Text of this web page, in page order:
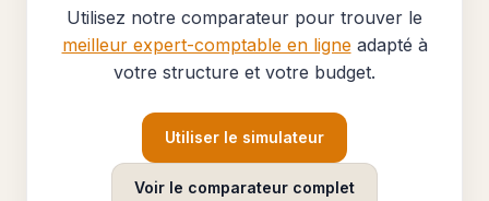
Utilisez notre comparateur pour trouver le
meilleur expert-comptable en ligneadapté à
votre structure et votre budget.
Utiliser le simulateur
Voir le comparateur complet